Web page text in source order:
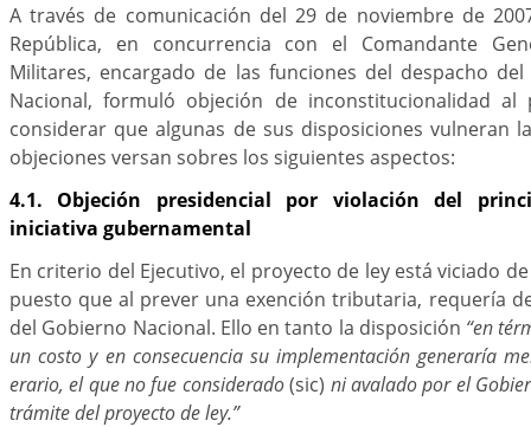
A través de comunicación del 29 de noviembre de
República, en concurrencia con el Comandante
Militares, encargado de las funciones del despacho
Nacional, formuló objeción de inconstitucionalidad
considerar que algunas de sus disposiciones vulneran
objeciones versan sobres los siguientes aspectos:
4.1. Objeción presidencial por violación del
iniciativa gubernamental
En criterio del Ejecutivo, el proyecto de ley está viciado
puesto que al prever una exención tributaria, requería
del Gobierno Nacional. Ello en tanto la disposición “en
un costo y en consecuencia su implementación generaría
erario, el que no fue considerado(sic) ni avalado por el
trámite del proyecto de ley.”